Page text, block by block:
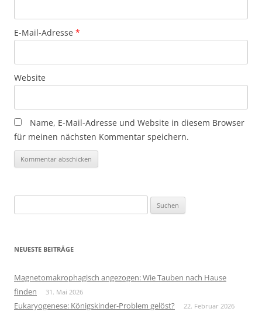
E-Mail-Adresse *
Website
Name, E-Mail-Adresse und Website in diesem Browser
für meinen nächsten Kommentar speichern.
nach:
NEUESTE BEITRÄGE
Magnetomakrophagisch angezogen: Wie Tauben nach Hause
finden
31. Mai 2026
Eukaryogenese: Königskinder-Problem gelöst? 22. Februar 2026